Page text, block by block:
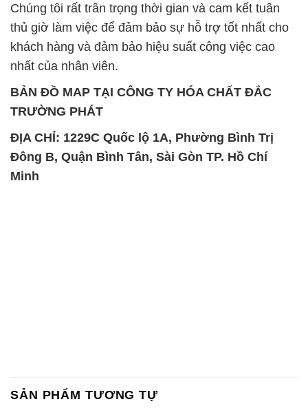
Chúng tôi rất trân trọng thời gian và cam kết tuân
thủ giờ làm việc để đảm bảo sự hỗ trợ tốt nhất cho
khách hàng và đảm bảo hiệu suất công việc cao
nhất của nhân viên.
BẢN ĐỒ MAP TẠI CÔNG TY HÓA CHẤT ĐẮC
TRƯỜNG PHÁT
ĐỊA CHỈ: 1229C Quốc lộ 1A, Phường Bình Trị
Đông B, Quận Bình Tân, Sài Gòn TP. Hồ Chí
Minh
SẢN PHẨM TƯƠNG TỰ